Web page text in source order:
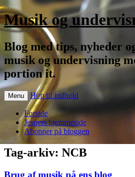
Musik og
Blog med tips, nyheder
musik og undervisning
portion it.
Menu Hop til indhold
Forside
Jespers hjemmeside
Abonner på bloggen
Tag-arkiv: NCB
Brug af musik på ens blog